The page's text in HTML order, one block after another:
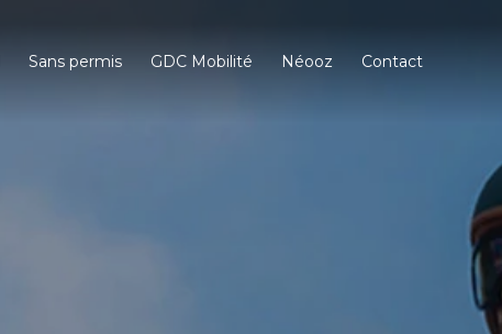
Sans permis GDC Mobilité Néooz Contact